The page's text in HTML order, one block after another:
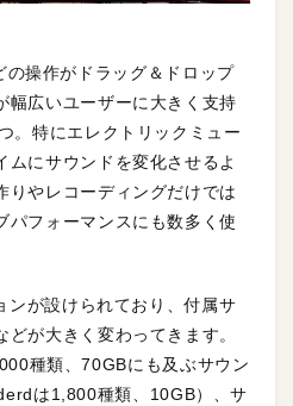
操作がドラッグ＆ドロップ
幅広いユーザーに大きく支持
。特にエレクトリックミュー
ムにサウンドを変化させるよ
りやレコーディングだけでは
パフォーマンスにも数多く使
ンが設けられており、付属サ
が大きく変わってきます。
種類、70GBにも及ぶサウン
は1,800種類、10GB）、サ